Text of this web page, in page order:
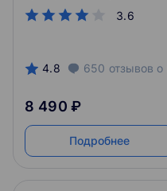
3.6
консалтинга, изучить
для построения карьеры в
4.8 650 отзывов о
8 490 ₽
Подробнее